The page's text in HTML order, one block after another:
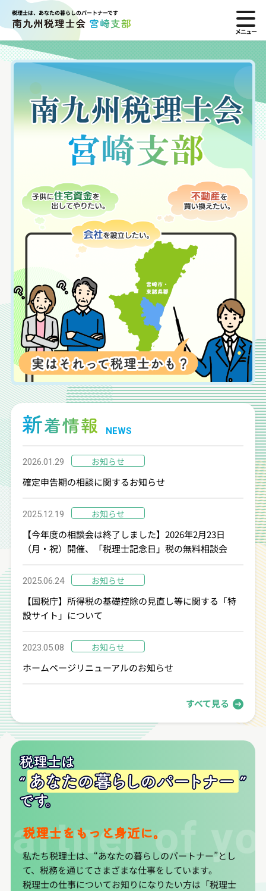
税理士は、あなたの暮らしのパートナーです
NEWS
2026.01.29 お知らせ
確定申告期の相談に関するお知らせ
2025.12.19 お知らせ
【今年度の相談会は終了しました】2026年2月23日
（月・祝）開催、「税理士記念日」税の無料相談会
2025.06.24 お知らせ
【国税庁】所得税の基礎控除の見直し等に関する「特
設サイト」について
2023.05.08 お知らせ
ホームページリニューアルのお知らせ
すべて見る
税理士をもっと身近に。
私たち税理士は、“あなたの暮らしのパートナー”とし
て、税務を通じてさまざまな仕事をしています。
税理士の仕事についてお知りになりたい方は「税理士